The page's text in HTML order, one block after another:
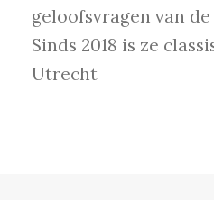
geloofsvragen van de
Sinds 2018 is ze
Utrecht